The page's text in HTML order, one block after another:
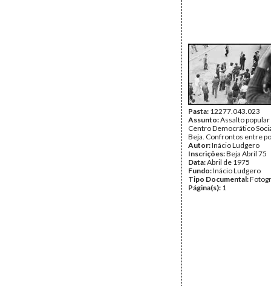
Pasta: 12277.043.023
Assunto:Assalto popular
Centro Democrático
Beja. Confrontos entre
Autor:Inácio Ludgero
Inscrições:Beja Abril 75
Data:Abril de 1975
Fundo:Inácio Ludgero
Tipo Documental:
Página(s): 1